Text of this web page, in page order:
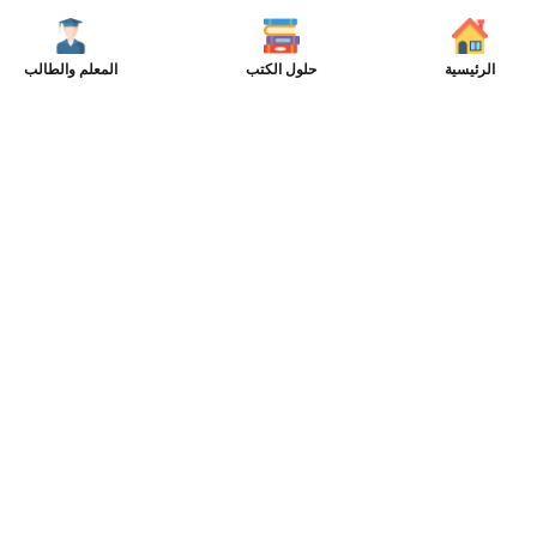
الرئيسية حلول الكتب المعلم والطالب